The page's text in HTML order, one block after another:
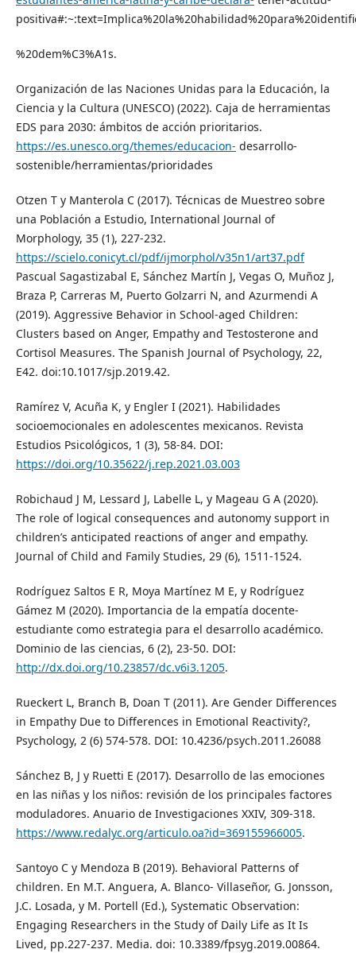
%20dem%C3%A1s.
Organización de las Naciones Unidas para la Educación, la
Ciencia y la Cultura (UNESCO) (2022). Caja de herramientas
EDS para 2030: ámbitos de acción prioritarios.
https://es.unesco.org/themes/educacion- desarrollo-
sostenible/herramientas/prioridades
Otzen T y Manterola C (2017). Técnicas de Muestreo sobre
una Población a Estudio, International Journal of
Morphology, 35 (1), 227-232.
https://scielo.conicyt.cl/pdf/ijmorphol/v35n1/art37.pdf
Pascual Sagastizabal E, Sánchez Martín J, Vegas O, Muñoz J,
Braza P, Carreras M, Puerto Golzarri N, and Azurmendi A
(2019). Aggressive Behavior in School-aged Children:
Clusters based on Anger, Empathy and Testosterone and
Cortisol Measures. The Spanish Journal of Psychology, 22,
E42. doi:10.1017/sjp.2019.42.
Ramírez V, Acuña K, y Engler I (2021). Habilidades
socioemocionales en adolescentes mexicanos. Revista
Estudios Psicológicos, 1 (3), 58-84. DOI:
https://doi.org/10.35622/j.rep.2021.03.003
Robichaud J M, Lessard J, Labelle L, y Mageau G A (2020).
The role of logical consequences and autonomy support in
children’s anticipated reactions of anger and empathy.
Journal of Child and Family Studies, 29 (6), 1511-1524.
Rodríguez Saltos E R, Moya Martínez M E, y Rodríguez
Gámez M (2020). Importancia de la empatía docente-
estudiante como estrategia para el desarrollo académico.
Dominio de las ciencias, 6 (2), 23-50. DOI:
http://dx.doi.org/10.23857/dc.v6i3.1205.
Rueckert L, Branch B, Doan T (2011). Are Gender Differences
in Empathy Due to Differences in Emotional Reactivity?,
Psychology, 2 (6) 574-578. DOI: 10.4236/psych.2011.26088
Sánchez B, J y Ruetti E (2017). Desarrollo de las emociones
en las niñas y los niños: revisión de los principales factores
moduladores. Anuario de Investigaciones XXIV, 309-318.
https://www.redalyc.org/articulo.oa?id=369155966005.
Santoyo C y Mendoza B (2019). Behavioral Patterns of
children. En M.T. Anguera, A. Blanco- Villaseñor, G. Jonsson,
J.C. Losada, y M. Portell (Ed.), Systematic Observation:
Engaging Researchers in the Study of Daily Life as It Is
Lived, pp.227-237. Media. doi: 10.3389/fpsyg.2019.00864.